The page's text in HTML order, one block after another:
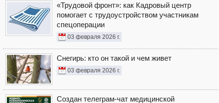
«Трудовой фронт»: как Кадровый центр
помогает с трудоустройством участникам
спецоперации
03 февраля 2026 г.
Снегирь: кто он такой и чем живет
03 февраля 2026 г.
Создан телеграм-чат медицинской